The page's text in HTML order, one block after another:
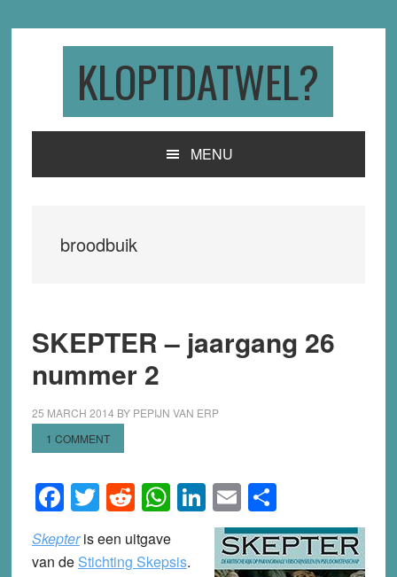
KLOPTDATWEL?
MENU
broodbuik
SKEPTER – jaargang 26
nummer 2
25 MARCH 2014 BY PEPIJN VAN ERP
1 COMMENT
Facebook
Twitter
Reddit
WhatsApp
LinkedIn
EmailShare
Skepteris een uitgave
van de Stichting Skepsis.